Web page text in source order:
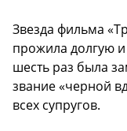
Звезда фильма
прожила долгую
шесть раз была
звание «черной
всех супругов.